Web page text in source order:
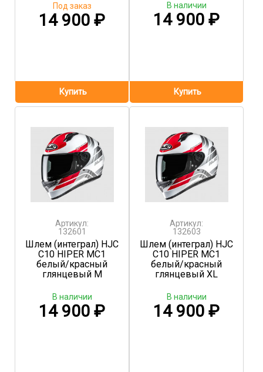
14 900 ₽
Под заказ
14 900₽
В наличии
Артикул:
132601
Шлем (интеграл) HJC
C10 HIPER MC1
белый/красный
глянцевый M
14 900 ₽
В наличии
Артикул:
132603
Шлем (интеграл) HJC
C10 HIPER MC1
белый/красный
глянцевый XL
14 900₽
В наличии